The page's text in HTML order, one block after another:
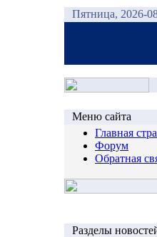
Пятница, 2026-
Меню сайта
Главная
Форум
Обратная
Разделы